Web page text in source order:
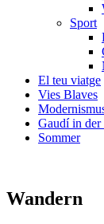
Sport
El teu viatge
Vies Blaves
Gaudí in
Sommer
Wandern